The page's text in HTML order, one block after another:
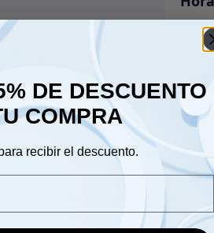
DE DESCUENTO
COMPRA
recibir el descuento.